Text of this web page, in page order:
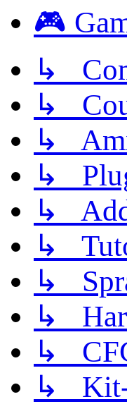
🎮
↳
↳
↳
↳
↳
↳
↳
↳
↳
↳